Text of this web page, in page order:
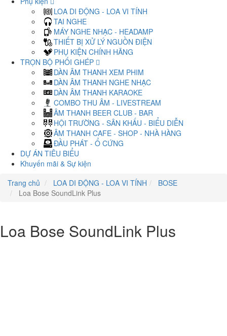
LOA DI ĐỘNG - LOA VI TÍNH
TAI NGHE
MÁY NGHE NHẠC - HEADAMP
THIẾT BỊ XỬ LÝ NGUỒN ĐIỆN
PHỤ KIỆN CHÍNH HÃNG
TRỌN BỘ PHỐI GHÉP
DÀN ÂM THANH XEM PHIM
DÀN ÂM THANH NGHE NHẠC
DÀN ÂM THANH KARAOKE
COMBO THU ÂM - LIVESTREAM
ÂM THANH BEER CLUB - BAR
HỘI TRƯỜNG - SÂN KHẤU - BIỂU DIỄN
ÂM THANH CAFE - SHOP - NHÀ HÀNG
ĐẦU PHÁT - Ổ CỨNG
DỰ ÁN TIÊU BIỂU
Khuyến mãi & Sự kiện
Trang chủ
LOA DI ĐỘNG - LOA VI TÍNH
BOSE
Loa Bose SoundLink Plus
Loa Bose SoundLink Plus